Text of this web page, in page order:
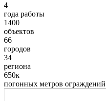
4
года работы
1400
объектов
66
городов
34
региона
650к
погонных метров ограждений